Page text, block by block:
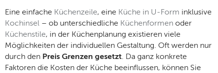
Eine einfache Küchenzeile, eine Küche in U-Form inklusive
Kochinsel – ob unterschiedliche Küchenformen oder
Küchenstile, in der Küchenplanung existieren viele
Möglichkeiten der individuellen Gestaltung. Oft werden nur
durch den Preis Grenzen gesetzt. Da ganz konkrete
Faktoren die Kosten der Küche beeinflussen, können Sie